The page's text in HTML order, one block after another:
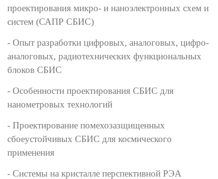
проектирования микро- и наноэлектронных схем и
систем (САПР СБИС)
- Опыт разработки цифровых, аналоговых, цифро-
аналоговых, радиотехнических функциональных
блоков СБИС
- Особенности проектирования СБИС для
нанометровых технологий
- Проектирование помехозазщищенных
сбоеустойчивых СБИС для космического
применения
- Системы на кристалле перспективной РЭА